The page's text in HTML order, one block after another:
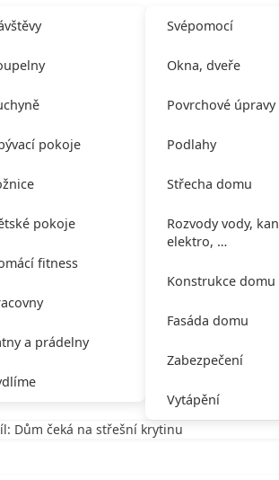
pokoje
pokoje
fitness
a prádelny
Svépomocí
Okna, dveře
Povrchové úpravy
Podlahy
Střecha domu
Rozvody vody,
elektro, …
Konstrukce domu
Fasáda domu
Zabezpečení
Vytápění
Dům čeká na střešní krytinu